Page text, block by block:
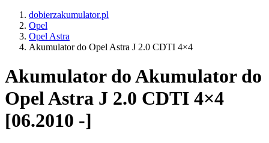
dobierzakumulator.pl
Opel
Opel Astra
Akumulator do Opel Astra J 2.0 CDTI 4×4
Akumulator do Akumulator do
Opel Astra J 2.0 CDTI 4×4
[06.2010 -]